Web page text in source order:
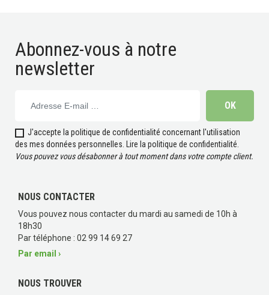
Abonnez-vous à notre
newsletter
J'accepte la politique de confidentialité concernant l'utilisation
des mes données personnelles. Lire la politique de confidentialité.
Vous pouvez vous désabonner à tout moment dans votre compte client.
NOUS CONTACTER
Vous pouvez nous contacter du mardi au samedi de 10h à
18h30
Par téléphone : 02 99 14 69 27
Par email ›
NOUS TROUVER